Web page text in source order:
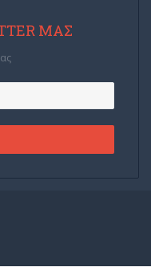
ΜΑΣ